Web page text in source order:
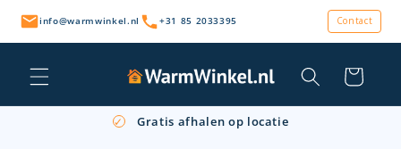
naar de
content
info@warmwinkel.nl +31 85 2033395 Contact
Winkelwagen
Persoonlijk advies & snelle levering
✓ Gratis afhalen op locatie